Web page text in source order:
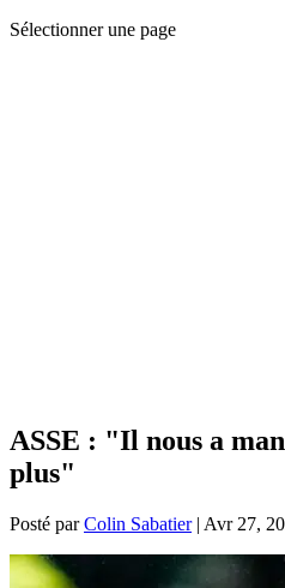
Sélectionner une page
ASSE : "Il nous a
plus"
Posté parColin Sabatier| Avr 27,